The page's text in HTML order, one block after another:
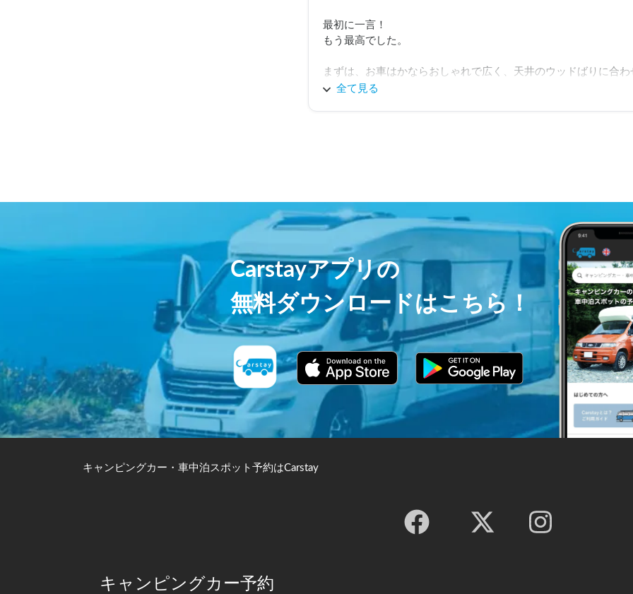
最初に一言！
もう最高でした。
まずは、お車はかならおしゃれで広く、天井のウッドばりに合
映えます。
運転席シートも疲れないし、設備はしっかりされております。
そして最後にホルダー様の人柄が良い方すぎてびっくりでした。
ホルダー様が経営されている飲食店に寄らせて頂きましたが、
追伸、写真は、ホルダー様の飲食店のお料理の写真です。
車の写真を撮り忘れ、車は次回撮ります。
次回もどうぞ宜しくお願いします。
全て見る
Carstayアプリの
無料ダウンロードはこちら！
キャンピングカー・車中泊スポット予約はCarstay
キャンピングカー予約